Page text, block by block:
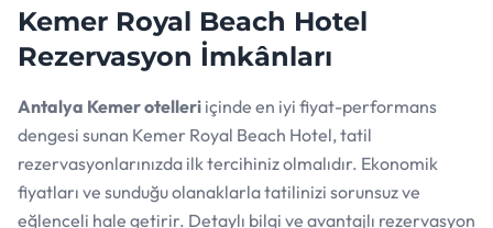
Kemer Royal Beach Hotel
Rezervasyon İmkânları
Antalya Kemer otelleri içinde en iyi fiyat-performans
dengesi sunan Kemer Royal Beach Hotel, tatil
rezervasyonlarınızda ilk tercihiniz olmalıdır. Ekonomik
fiyatları ve sunduğu olanaklarla tatilinizi sorunsuz ve
eğlenceli hale getirir. Detaylı bilgi ve avantajlı rezervasyon